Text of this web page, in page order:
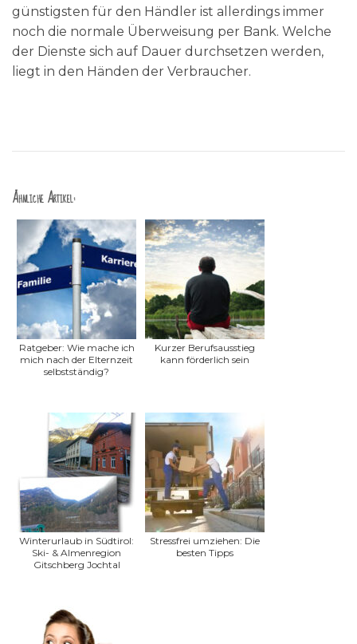
günstigsten für den Händler ist allerdings immer
noch die normale Überweisung per Bank. Welche
der Dienste sich auf Dauer durchsetzen werden,
liegt in den Händen der Verbraucher.
Ähnliche Artikel:
Ratgeber: Wie mache ich
mich nach der Elternzeit
selbstständig?
Kurzer Berufsausstieg
kann förderlich sein
Winterurlaub in Südtirol:
Ski- & Almenregion
Gitschberg Jochtal
Stressfrei umziehen: Die
besten Tipps